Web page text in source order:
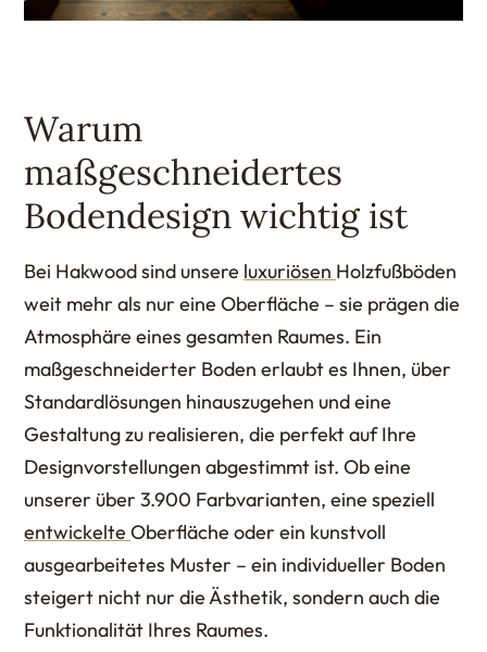
Warum
maßgeschneidertes
Bodendesign wichtig ist
Bei Hakwood sind unsere luxuriösen Holzfußböden
weit mehr als nur eine Oberfläche – sie prägen die
Atmosphäre eines gesamten Raumes. Ein
maßgeschneiderter Boden erlaubt es Ihnen, über
Standardlösungen hinauszugehen und eine
Gestaltung zu realisieren, die perfekt auf Ihre
Designvorstellungen abgestimmt ist. Ob eine
unserer über 3.900 Farbvarianten, eine speziell
entwickelte Oberfläche oder ein kunstvoll
ausgearbeitetes Muster – ein individueller Boden
steigert nicht nur die Ästhetik, sondern auch die
Funktionalität Ihres Raumes.